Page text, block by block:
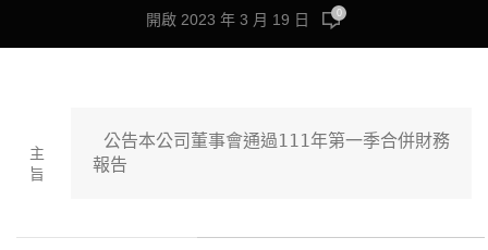
開啟 2023 年 3 月 19 日 0
主
旨
公告本公司董事會通過111年第一季合併財務
報告